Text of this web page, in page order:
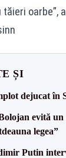
tăieri oarbe”,
ȘI
dejucat în
evită un
legea”
Putin